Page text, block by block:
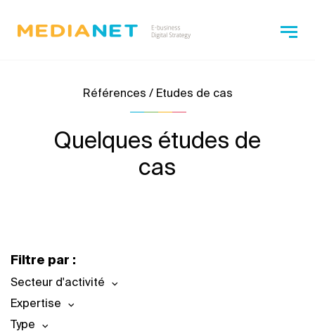
Références / Etudes de cas
Quelques études de
cas
Filtre par :
Secteur d'activité
Expertise
Type